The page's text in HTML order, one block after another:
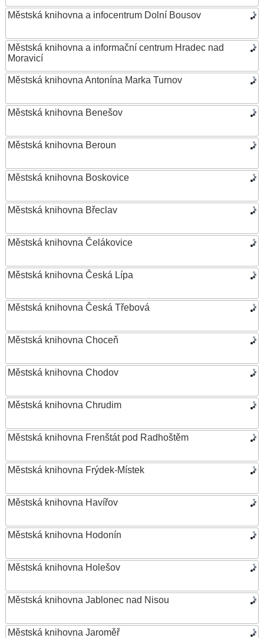
Městská knihovna a infocentrum Dolní Bousov
Městská knihovna a informační centrum Hradec nad
Moravicí
Městská knihovna Antonína Marka Turnov
Městská knihovna Benešov
Městská knihovna Beroun
Městská knihovna Boskovice
Městská knihovna Břeclav
Městská knihovna Čelákovice
Městská knihovna Česká Lípa
Městská knihovna Česká Třebová
Městská knihovna Choceň
Městská knihovna Chodov
Městská knihovna Chrudim
Městská knihovna Frenštát pod Radhoštěm
Městská knihovna Frýdek-Místek
Městská knihovna Havířov
Městská knihovna Hodonín
Městská knihovna Holešov
Městská knihovna Jablonec nad Nisou
Městská knihovna Jaroměř